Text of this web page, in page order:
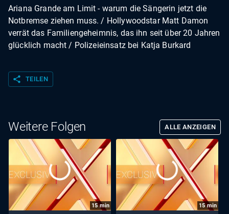
Ariana Grande am Limit - warum die Sängerin jetzt die
Notbremse ziehen muss. / Hollywoodstar Matt Damon
verrät das Familiengeheimnis, das ihn seit über 20 Jahren
glücklich macht / Polizeieinsatz bei Katja Burkard
share TEILEN
Weitere Folgen ALLE ANZEIGEN
15min 15min